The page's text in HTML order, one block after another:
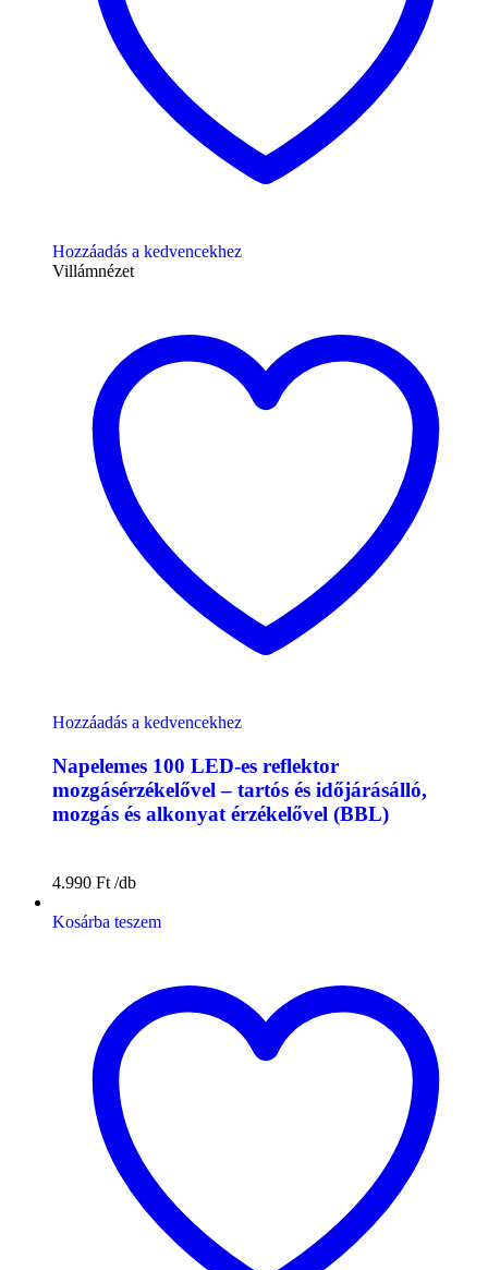
Hozzáadás a kedvencekhez
Villámnézet
Hozzáadás a kedvencekhez
Napelemes 100 LED-es reflektor
mozgásérzékelővel – tartós és időjárásálló,
mozgás és alkonyat érzékelővel (BBL)
4.990 Ft
Kosárba teszem